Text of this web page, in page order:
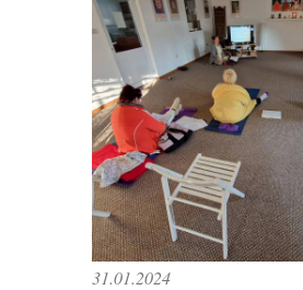
31.01.2024